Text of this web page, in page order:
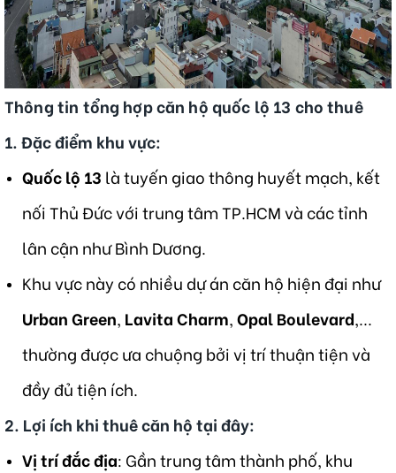
Thông tin tổng hợp căn hộ quốc lộ 13 cho thuê
1.Đặc điểm khu vực:
Quốc lộ 13 là tuyến giao thông huyết mạch, kết
nối Thủ Đức với trung tâm TP.HCM và các tỉnh
lân cận như Bình Dương.
Khu vực này có nhiều dự án căn hộ hiện đại như
Urban Green, Lavita Charm,Opal Boulevard,...
thường được ưa chuộng bởi vị trí thuận tiện và
đầy đủ tiện ích.
2. Lợi ích khi thuê căn hộ tại đây:
Vị trí đắc địa: Gần trung tâm thành phố, khu